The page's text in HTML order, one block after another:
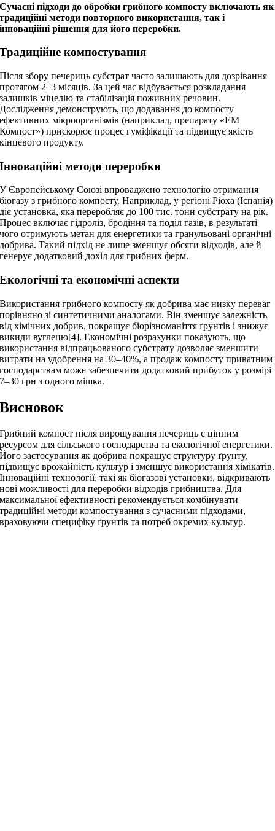
Сучасні підходи до обробки грибного компосту включають як
традиційні методи повторного використання, так і
інноваційні рішення для його переробки.
Традиційне компостування
Після збору печериць субстрат часто залишають для дозрівання
протягом 2–3 місяців. За цей час відбувається розкладання
залишків міцелію та стабілізація поживних речовин.
Дослідження демонструють, що додавання до компосту
ефективних мікроорганізмів (наприклад, препарату «ЕМ
Компост») прискорює процес гуміфікації та підвищує якість
кінцевого продукту.
Інноваційні методи переробки
У Європейському Союзі впроваджено технологію отримання
біогазу з грибного компосту. Наприклад, у регіоні Ріоха (Іспанія)
діє установка, яка переробляє до 100 тис. тонн субстрату на рік.
Процес включає гідроліз, бродіння та поділ газів, в результаті
чого отримують метан для енергетики та гранульовані органічні
добрива. Такий підхід не лише зменшує обсяги відходів, але й
генерує додатковий дохід для грибних ферм.
Екологічні та економічні аспекти
Використання грибного компосту як добрива має низку переваг
порівняно зі синтетичними аналогами. Він зменшує залежність
від хімічних добрив, покращує біорізноманіття ґрунтів і знижує
викиди вуглецю[4]. Економічні розрахунки показують, що
використання відпрацьованого субстрату дозволяє зменшити
витрати на удобрення на 30–40%, а продаж компосту приватним
господарствам може забезпечити додатковий прибуток у розмірі
7–30 грн з одного мішка.
Висновок
Грибний компост після вирощування печериць є цінним
ресурсом для сільського господарства та екологічної енергетики.
Його застосування як добрива покращує структуру ґрунту,
підвищує врожайність культур і зменшує використання хімікатів.
Інноваційні технології, такі як біогазові установки, відкривають
нові можливості для переробки відходів грибництва. Для
максимальної ефективності рекомендується комбінувати
традиційні методи компостування з сучасними підходами,
враховуючи специфіку ґрунтів та потреб окремих культур.